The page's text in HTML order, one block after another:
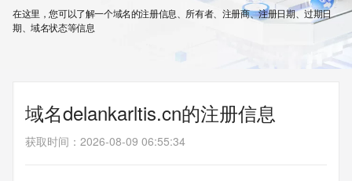
在这里，您可以了解一个域名的注册信息、所有者、注册商、注册日期、过期日
期、域名状态等信息
域名delankarltis.cn的注册信息
获取时间 ： 2026-08-09 06:55:34